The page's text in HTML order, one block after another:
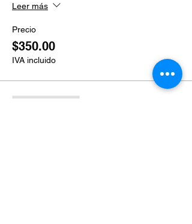
Leer más
Precio
$350.00
IVA incluido